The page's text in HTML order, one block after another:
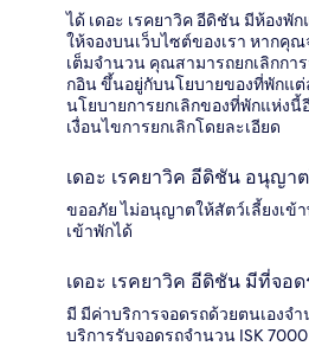
ได้ เดอะ เรคยาวิค อีดิชัน มีห้องพั
ให้จองบนเว็บไซต์ของเรา หากคุ
เต็มจำนวน คุณสามารถยกเลิกกา
กอิน ขึ้นอยู่กับนโยบายของที่พักแ
นโยบายการยกเลิกของที่พักแห่ง
เงื่อนไขการยกเลิกโดยละเอียด
เดอะ เรคยาวิค อีดิชัน อนุญา
ขออภัย ไม่อนุญาตให้สัตว์เลี้ยงเข้
เข้าพักได้
เดอะ เรคยาวิค อีดิชัน มีที่จอ
มี มีค่าบริการจอดรถด้วยตนเองจ
บริการรับจอดรถจำนวน ISK